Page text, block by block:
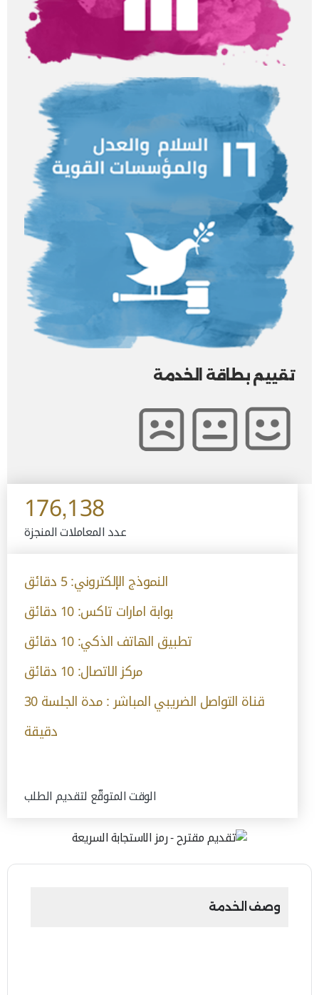
تقييم بطاقة الخدمة
176,138
عدد المعاملات المنجزة
النموذج الإلكتروني: 5 دقائق
بوابة امارات تاكس: 10 دقائق
تطبيق الهاتف الذكي: 10 دقائق
مركز الاتصال: 10 دقائق
قناة التواصل الضريبي المباشر : مدة الجلسة 30
دقيقة
الوقت المتوقّع لتقديم الطلب
وصف الخدمة